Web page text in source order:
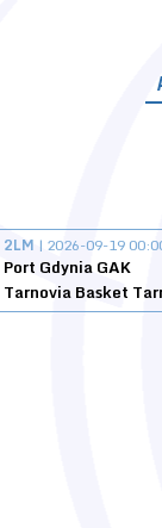
2LM | 2026-09-19
Port Gdynia GAK